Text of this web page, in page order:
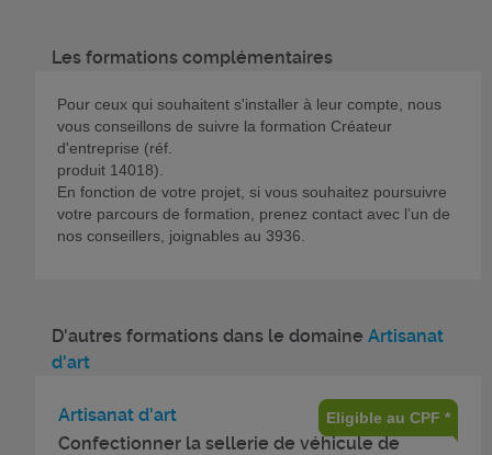
Les formations complémentaires
Pour ceux qui souhaitent s'installer à leur compte, nous
vous conseillons de suivre la formation Créateur
d'entreprise (réf.
produit 14018).
En fonction de votre projet, si vous souhaitez poursuivre
votre parcours de formation, prenez contact avec l’un de
nos conseillers, joignables au 3936.
D'autres formations dans le domaine Artisanat
d'art
Artisanat d'art
Confectionner la sellerie de véhicule de
Eligible au CPF *